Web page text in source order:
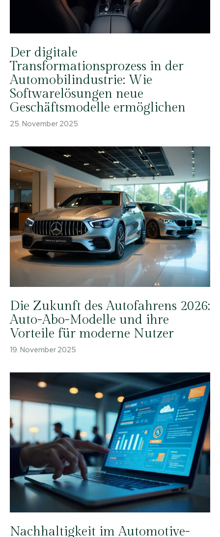
Der digitale
Transformationsprozess in der
Automobilindustrie: Wie
Softwarelösungen neue
Geschäftsmodelle ermöglichen
25. November 2025
Die Zukunft des Autofahrens 2026:
Auto-Abo-Modelle und ihre
Vorteile für moderne Nutzer
19. November 2025
Nachhaltigkeit im Automotive-